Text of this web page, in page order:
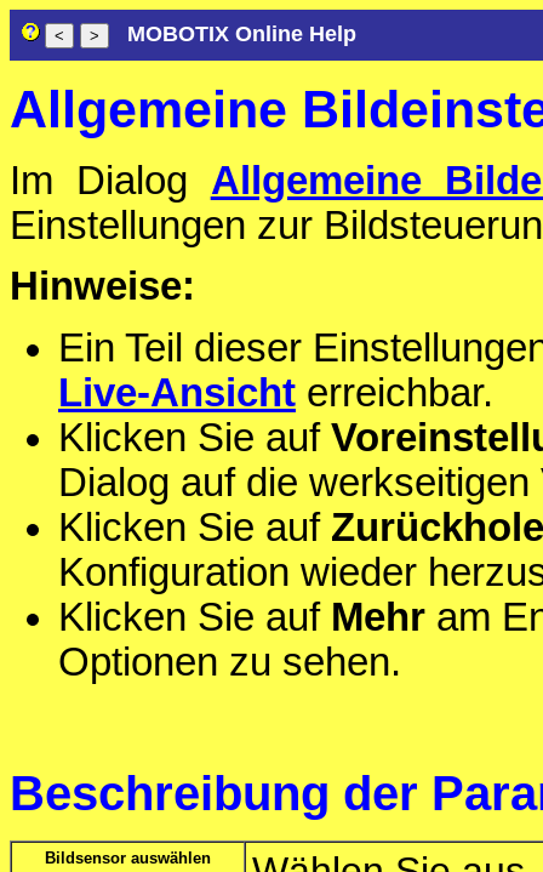
MOBOTIX Online Help
Allgemeine
Im Dialog Allgemeine
Einstellungen zur
Hinweise:
Ein Teil dieser
Live-Ansicht erreichbar.
Klicken Sie auf
Dialog auf die
Klicken Sie auf
Konfiguration wieder
Klicken Sie auf Mehr am
Optionen zu sehen.
Beschreibung der
Bildsensor auswählen